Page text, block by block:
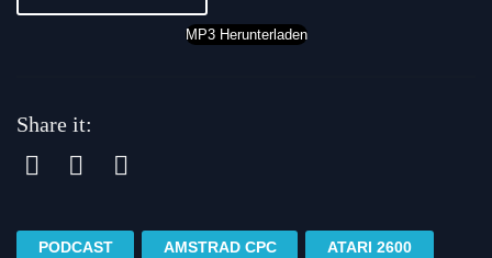
MP3 Herunterladen
Share it:
FacebookTwitterPinterest
PODCAST AMSTRAD CPC ATARI 2600